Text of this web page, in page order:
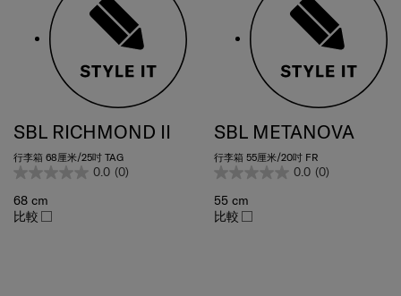
SBL RICHMOND II
行李箱 68厘米/25吋 TAG
0.0 (0)
68 cm
比較
SBL METANOVA
行李箱 55厘米/20吋 FR
0.0 (0)
55 cm
比較